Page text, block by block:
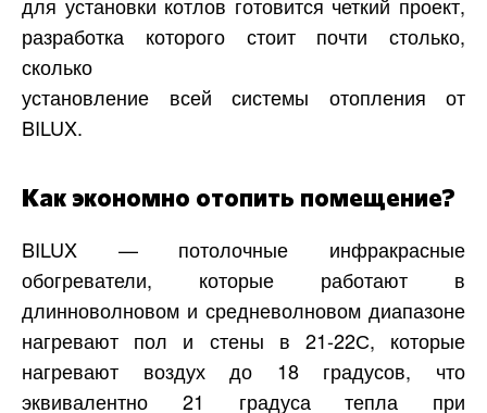
для установки котлов готовится четкий проект,
разработка которого стоит почти столько,
сколько
установление всей системы отопления от
BILUX.
Как экономно отопить помещение?
BILUX — потолочные инфракрасные
обогреватели, которые работают в
длинноволновом и средневолновом диапазоне
нагревают пол и стены в 21-22С, которые
нагревают воздух до 18 градусов, что
эквивалентно 21 градуса тепла при